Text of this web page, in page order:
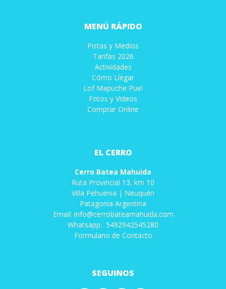
MENÚ RÁPIDO
Pistas y Medios
Tarifas 2026
Actividades
Cómo Llegar
Lof Mapuche Puel
Fotos y Videos
Comprar Online
EL CERRO
Cerro Batea Mahuida
Ruta Provincial 13, km 10
Villa Pehuenia | Neuquén
Patagonia Argentina
Email: info@cerrobateamahuida.com
Whatsapp: 5492942545280
Formulario de Contacto
SEGUINOS